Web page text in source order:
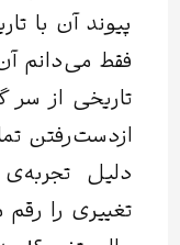
پیوند آن با
فقط می‌دانم
تاریخی از سر
از‌دست‌رفتن
دلیل
تغییری را